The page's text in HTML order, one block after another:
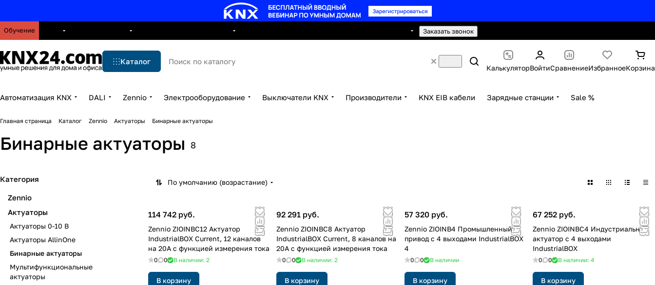
Обучение Заказать звонок
Каталог
КалькуляторВойтиСравнениеИзбранноеКорзина
Автоматизация KNX DALI Zennio Электрооборудование Выключатели KNX Производители KNX EIB кабели Зарядные станции Sale %
Главная страница Каталог Zennio Актуаторы Бинарные актуаторы
Бинарные актуаторы 8
По умолчанию (возрастание)
114 742 руб.
Zennio ZIOINBC12 Актуатор
IndustrialBOX Current, 12 каналов
на 20А с функцией измерения тока
0 0 В наличии: 2
В корзину
92 291 руб.
Zennio ZIOINBC8 Актуатор
IndustrialBOX Current, 8 каналов на
20А с функцией измерения тока
0 0 В наличии: 2
В корзину
57 320 руб.
Zennio ZIOINB4 Промышленный
привод с 4 выходами IndustrialBOX
4
0 0 В наличии
В корзину
67 252 руб.
Zennio ZIOINBC4 Индустриальный
актуатор с 4 выходами
IndustrialBOX
0 0 В наличии: 4
В корзину
Категория
Zennio
Актуаторы
Актуаторы 0-10 В
Актуаторы AllinOne
Бинарные актуаторы
Мультифункциональные
актуаторы